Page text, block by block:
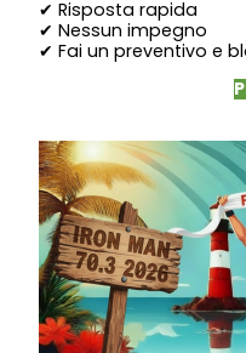
✔ Risposta rapida
✔ Nessun impegno
✔ Fai un preventivo e